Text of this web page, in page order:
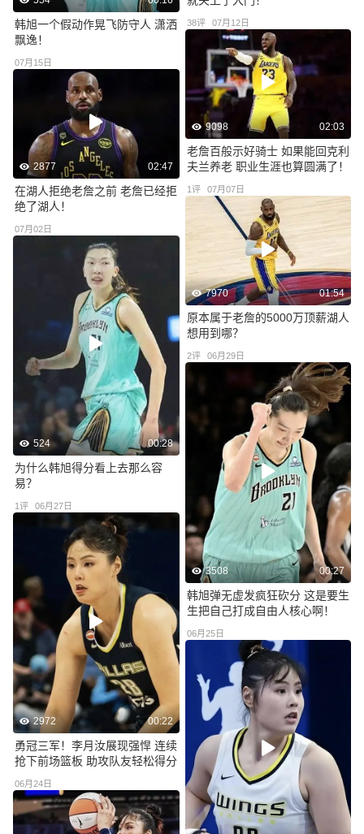
韩旭一个假动作晃飞防守人 潇洒
飘逸！
07月15日
2877 02:47
在湖人拒绝老詹之前 老詹已经拒
绝了湖人！
07月02日
524 00:28
为什么韩旭得分看上去那么容
易？
1 评 06月27日
2972 00:22
勇冠三军！李月汝展现强悍 连续
抢下前场篮板 助攻队友轻松得分
06月24日
38评 07月12日
9098 02:03
老詹百般示好骑士 如果能回克利
夫兰养老 职业生涯也算圆满了！
1评 07月07日
7970 01:54
原本属于老詹的5000万顶薪湖人
想用到哪？
2评 06月29日
3508 00:27
韩旭弹无虚发疯狂砍分 这是要生
生把自己打成自由人核心啊！
06月25日